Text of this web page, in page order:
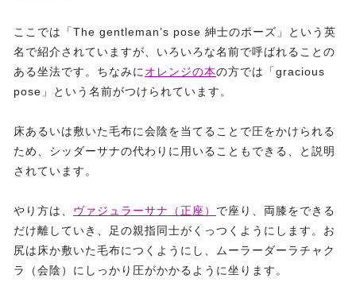
ここでは「The gentleman’s pose 紳士のポーズ」という英
名で紹介されていますが、いろいろな名前で呼ばれることの
ある坐法です。ちなみに オレンジの本の方では「gracious
pose」という名前がつけられています。
床あるいは敷いた毛布に会陰を当てることで圧をかけられる
ため、シッダーサナの代わりに用いることもできる、と説明
されています。
やり方は、 ヴァジュラーサナ（正座） で座り、両膝をできる
だけ離していき、足の親指同士がくっつくようにします。お
尻は床か敷いた毛布につくようにし、ムーラーダーラチャク
ラ（会陰）にしっかり圧がかかるように坐ります。